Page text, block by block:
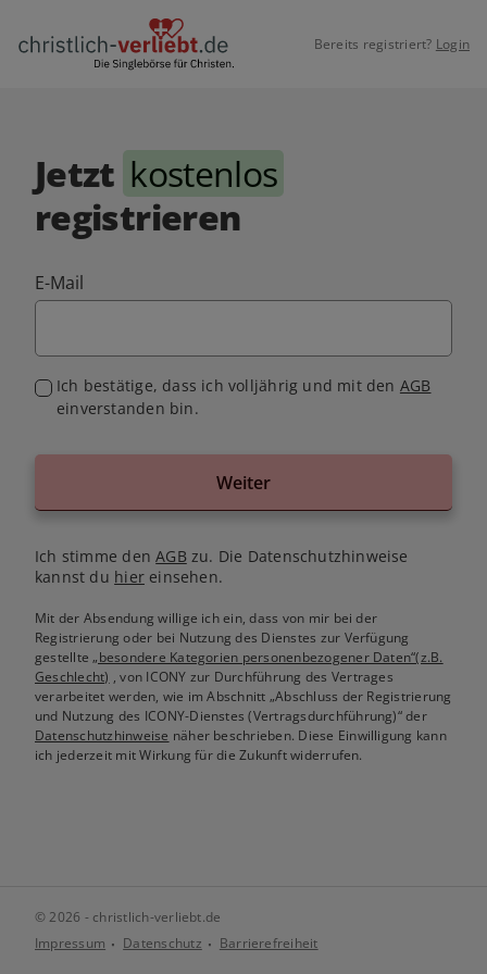
Bereits registriert? Login
Jetzt kostenlos
registrieren
E-Mail
Ich bestätige, dass ich volljährig und mit den AGB
einverstanden bin.
Weiter
Ich stimme denAGB zu. Die Datenschutzhinweise
kannst du hiereinsehen.
Mit der Absendung willige ich ein, dass von mir bei der
Registrierung oder bei Nutzung des Dienstes zur Verfügung
gestellte„besondere Kategorien personenbezogener Daten“(z.B.
Geschlecht) , von ICONY zur Durchführung des Vertrages
verarbeitet werden, wie im Abschnitt „Abschluss der Registrierung
und Nutzung des ICONY-Dienstes (Vertragsdurchführung)“ der
Datenschutzhinweise näher beschrieben. Diese Einwilligung kann
ich jederzeit mit Wirkung für die Zukunft widerrufen.
© 2026 - christlich-verliebt.de
Impressum
Datenschutz Barrierefreiheit